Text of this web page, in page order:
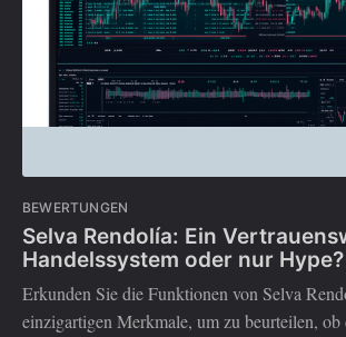
BEWERTUNGEN
Selva Rendolía: Ein
Handelssystem oder nur Hype?
Erkunden Sie die Funktionen von Selva
einzigartigen Merkmale, um zu beurteilen, ob